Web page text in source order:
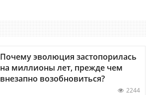
Почему эволюция застопорилась
на миллионы лет, прежде чем
внезапно возобновиться?
2244